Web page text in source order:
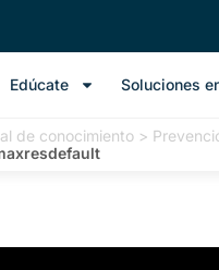
Edúcate Soluciones
de conocimiento >